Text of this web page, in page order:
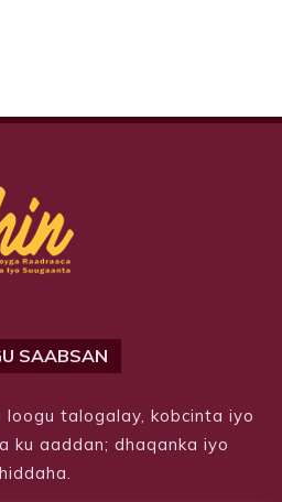
SAABSAN
loogu talogalay, kobcinta iyo
ku aaddan; dhaqanka iyo
hiddaha.